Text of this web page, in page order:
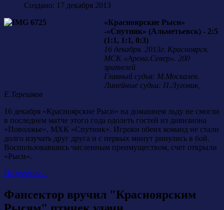
Создано: 17 декабря 2013
«Красноярские Рыси»
-«Спутник» (Альметьевск) - 2:5
(1:1, 1:1, 0:3)
16 декабря. 2013г. Красноярск.
МСК «Арена.Север». 200
зрителей
Главный судья: М.Москалев.
Линейные судьи: П.Луговик,
Е.Терешков
16 декабря «Красноярские Рыси» на домашнем льду не смогли
в последнем матче этого года одолеть гостей из дивизиона
«Поволжье», МХК «Спутник». Игроки обеих команд не стали
долго изучать друг друга и с первых минут ринулись в бой.
Воспользовавшись численным преимуществом, счет открыли
«Рыси».
Подробнее...
Фансектор вручил "Красноярским